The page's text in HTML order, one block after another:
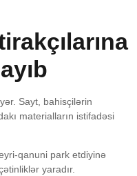
Sayt, bahisçilərin
materialların istifadəsi
qanuni park etdiyinə
yaradır.